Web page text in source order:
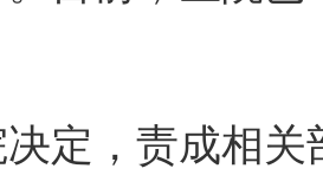
，责成相关